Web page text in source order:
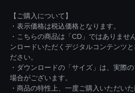
【ご購入について】
・表示価格は税込価格となります。
・こちらの商品は「CD」ではありませ
ンロードいただくデジタルコンテンツ
ださい。
・ダウンロードの「サイズ」は、実際
場合がございます。
・商品の特性上、一度ご購入いただい